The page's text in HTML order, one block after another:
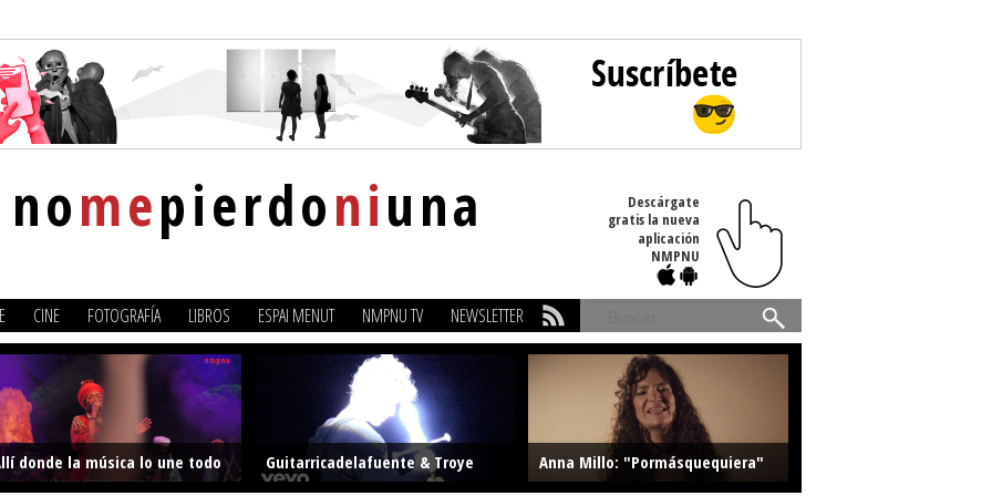
nomepierdoniuna
Descárgate
gratis la nueva
aplicación
NMPNU
CINE FOTOGRAFÍA LIBROS ESPAI MENUT NMPNU TV NEWSLETTER
Buscar
donde la música lo une todo
Guitarricadelafuente & Troye
Anna Millo: "Pormásquequiera"